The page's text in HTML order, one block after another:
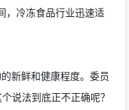
，冷冻食品行业迅速适
新鲜和健康程度。委员
说法到底正不正确呢？